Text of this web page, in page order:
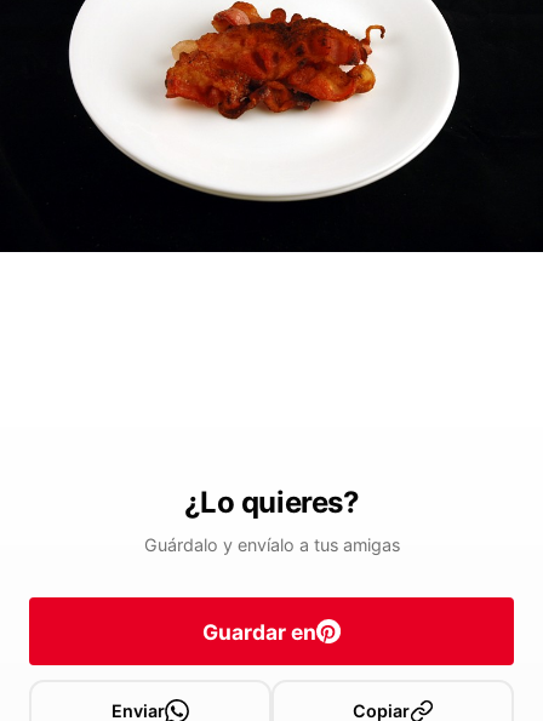
¿Lo quieres?
Guárdalo y envíalo a tus amigas
Guardar en
Enviar Copiar